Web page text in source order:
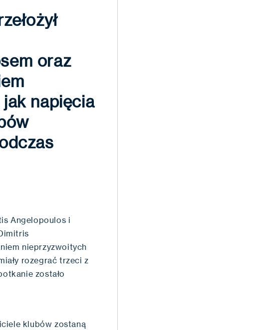
oraz
napięcia
Angelopoulos i
nieprzyzwoitych
rozegrać trzeci z
zostało
klubów zostaną